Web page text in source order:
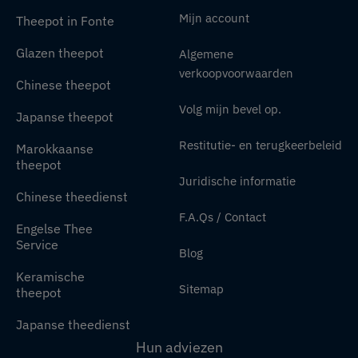
Theepot in Fonte
Glazen theepot
Chinese theepot
Japanse theepot
Marokkaanse
theepot
Chinese theedienst
Engelse Thee
Service
Keramische
theepot
Japanse theedienst
Mijn account
Algemene
verkoopvoorwaarden
Volg mijn bevel op.
Restitutie- en terugkeerbeleid
Juridische informatie
F.A.Qs / Contact
Blog
Sitemap
Hun adviezen